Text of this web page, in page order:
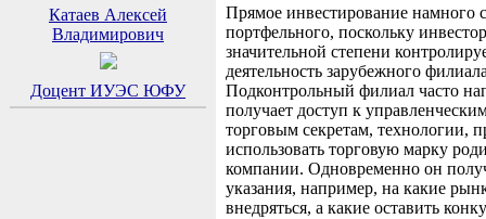
Катаев Алексей
Владимирович
Доцент ИУЭС ЮФУ
Прямое инвестирование намного
портфельного, поскольку
значительной степени
деятельность зарубежного
Подконтрольный филиал часто
получает доступ к
торговым секретам, технологии,
использовать торговую марку
компании. Одновременно он
указания, например, на какие
внедряться, а какие оставить